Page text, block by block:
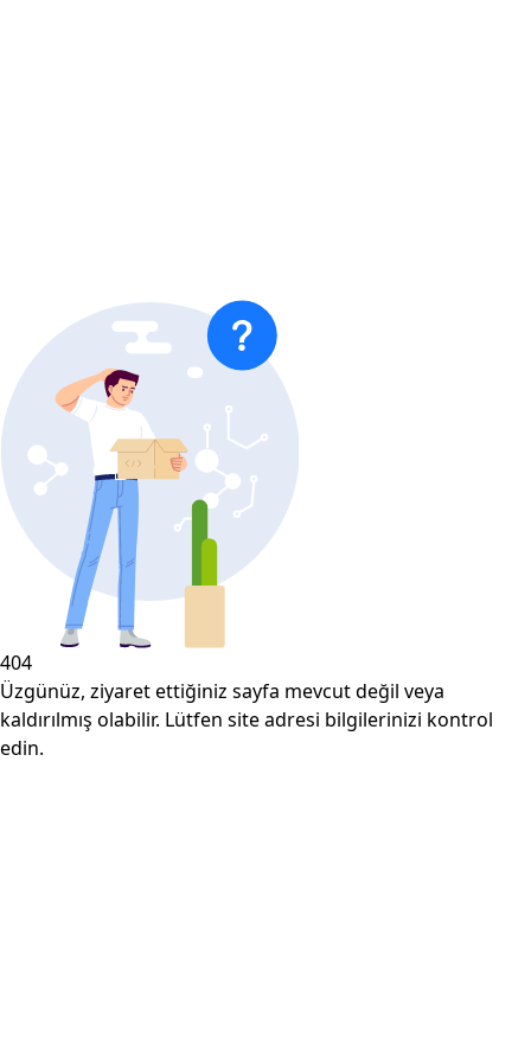
404
Üzgünüz, ziyaret ettiğiniz sayfa mevcut değil veya
kaldırılmış olabilir. Lütfen site adresi bilgilerinizi kontrol
edin.